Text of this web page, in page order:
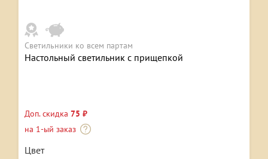
Светильники ко всем партам
Настольный светильник с прищепкой
Доп. скидка 75 ₽
на 1-ый заказ
Цвет